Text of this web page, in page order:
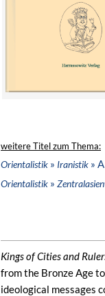
weitere Titel zum Thema:
Orientalistik » Iranistik »
Orientalistik »
Kings of Cities and
from the Bronze Age
ideological messages